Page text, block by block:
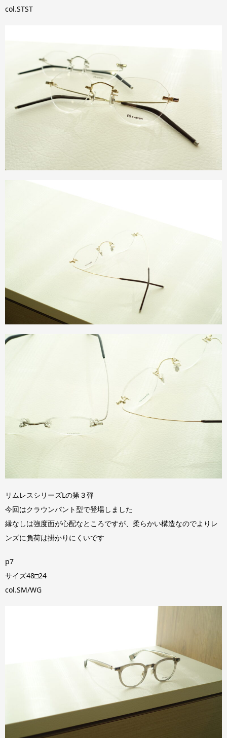
col.STST
リムレスシリーズLの第３弾
今回はクラウンパント型で登場しました
縁なしは強度面が心配なところですが、柔らかい構造なのでよりレ
ンズに負荷は掛かりにくいです
p7
サイズ48□24
col.SM/WG